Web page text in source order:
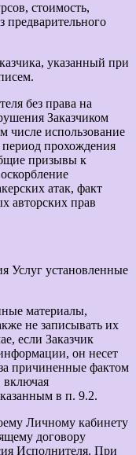
стоимость,
указанный при
без права на
Заказчиком
числе использование
прохождения
призывы к
атак, факт
авторских прав
Услуг установленные
материалы,
не записывать их
если Заказчик
он несет
причиненные фактом
включая
в п. 9.2.
Личному кабинету
договору
Исполнителя. При